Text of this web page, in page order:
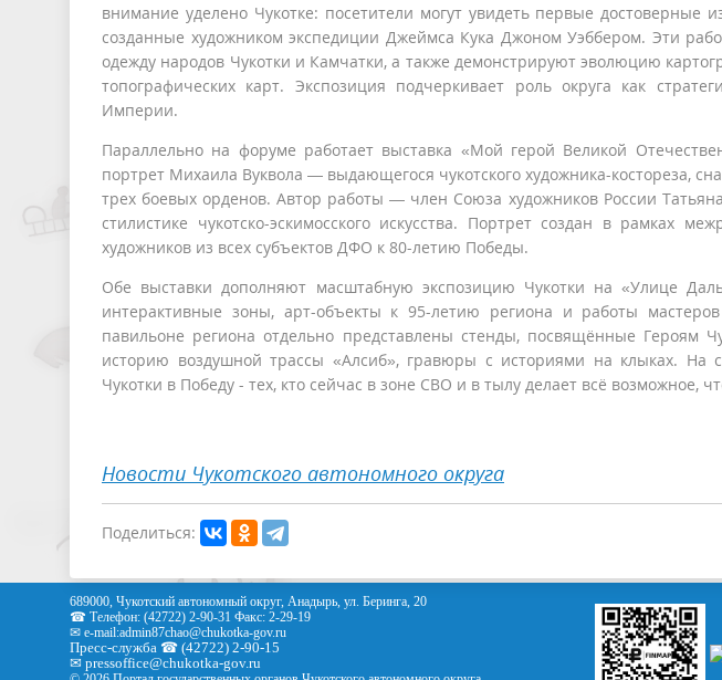
внимание уделено Чукотке: посетители могут увидеть первые достоверные
созданные художником экспедиции Джеймса Кука Джоном Уэббером. Эти
одежду народов Чукотки и Камчатки, а также демонстрируют эволюцию
топографических карт. Экспозиция подчеркивает роль округа как
Империи.
Параллельно на форуме работает выставка «Мой герой Великой
портрет Михаила Вуквола — выдающегося чукотского художника-костореза,
трех боевых орденов. Автор работы — член Союза художников России
стилистике чукотско-эскимосского искусства. Портрет создан в рамках
художников из всех субъектов ДФО к 80-летию Победы.
Обе выставки дополняют масштабную экспозицию Чукотки на «Улице
интерактивные зоны, арт-объекты к 95-летию региона и работы
павильоне региона отдельно представлены стенды, посвящённые Героям
историю воздушной трассы «Алсиб», гравюры с историями на клыках. На
Чукотки в Победу - тех, кто сейчас в зоне СВО и в тылу делает всё возможное,
Новости Чукотского автономного округа
Поделиться:
689000, Чукотский автономный округ, Анадырь, ул. Беринга, 20
☎ Телефон: (42722) 2-90-31 Факс: 2-29-19
✉ e-mail:admin87chao@chukotka-gov.ru
Пресс-служба ☎ (42722) 2-90-15
✉ pressoffice@chukotka-gov.ru